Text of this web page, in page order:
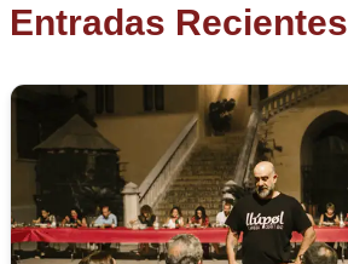
Entradas Recientes